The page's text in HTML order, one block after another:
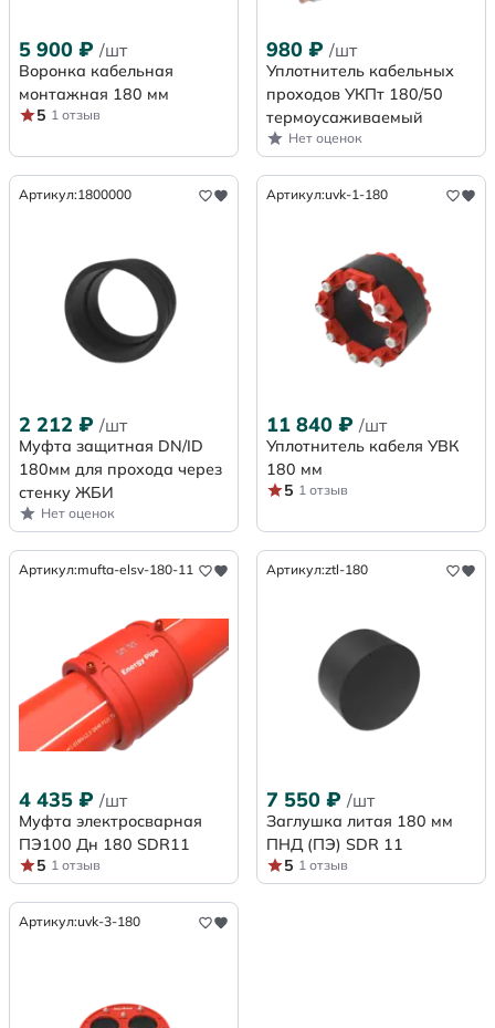
5 900 ₽ /шт
Воронка кабельная
монтажная 180 мм
5 1 отзыв
980 ₽ /шт
Уплотнитель кабельных
проходов УКПт 180/50
термоусаживаемый
Нет оценок
Артикул:1800000
2 212 ₽ /шт
Муфта защитная DN/ID
180мм для прохода через
стенку ЖБИ
Нет оценок
Артикул:uvk-1-180
11 840 ₽ /шт
Уплотнитель кабеля УВК
180 мм
5 1 отзыв
Артикул:mufta-elsv-180-11
4 435 ₽ /шт
Муфта электросварная
ПЭ100 Дн 180 SDR11
5 1 отзыв
Артикул:ztl-180
7 550 ₽ /шт
Заглушка литая 180 мм
ПНД (ПЭ) SDR 11
5 1 отзыв
Артикул:uvk-3-180